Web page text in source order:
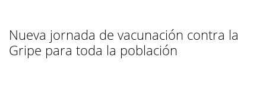
Nueva jornada de vacunación contra la
Gripe para toda la población